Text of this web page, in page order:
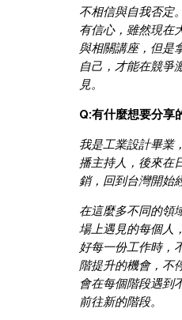
不相信與自我否定
有信心，雖然現在
與相關講座，但是
自己，才能在競爭
見。
Q:有什麼想要分享
我是工業設計畢業
播主持人，後來在
銷，回到台灣開始
在這麼多不同的領
場上遇見的每個人
好每一份工作時，
階提升的機會，不
會在每個階段遇到
前往新的階段。